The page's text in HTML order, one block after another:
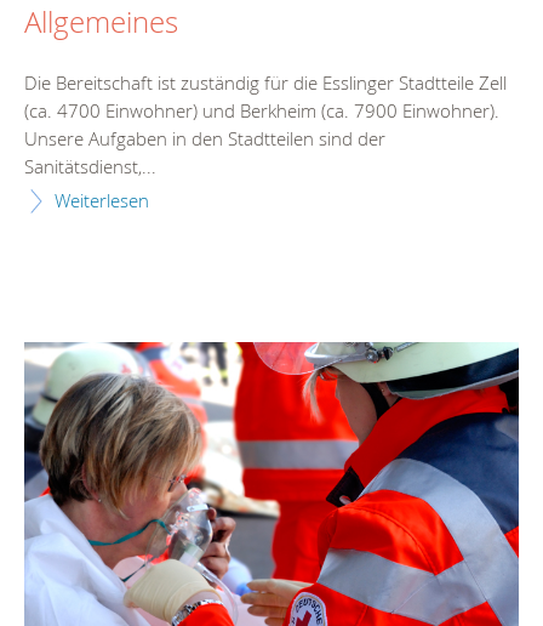
Allgemeines
Die Bereitschaft ist zuständig für die Esslinger Stadtteile Zell
(ca. 4700 Einwohner) und Berkheim (ca. 7900 Einwohner).
Unsere Aufgaben in den Stadtteilen sind der
Sanitätsdienst,...
Weiterlesen